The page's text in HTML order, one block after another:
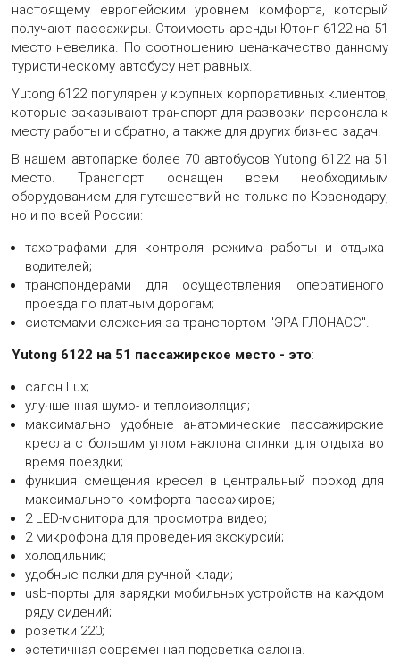
АВТОБУС YUTONG 6122 51 МЕСТО
Большая картинка автобуса Yutong 6122 51 место
АВТОБУС YUTONG 6122 51 МЕСТО
Большая картинка автобуса Yutong 6122 51 место
АВТОБУС YUTONG 6122 51 МЕСТО
Большая картинка автобуса Yutong 6122 51 место
АВТОБУС YUTONG 6122 51 МЕСТО
Большая картинка автобуса Yutong 6122 51 место
АВТОБУС YUTONG 6122 51 МЕСТО
Большая картинка автобуса Yutong 6122 51 место
АВТОБУС YUTONG 6122 51 МЕСТО
Большая картинка автобуса Yutong 6122 51 место
настоящему европейским уровнем комфорта, который
получают пассажиры. Стоимость аренды Ютонг 6122 на 51
место невелика. По соотношению цена-качество данному
туристическому автобусу нет равных.
Yutong 6122 популярен у крупных корпоративных клиентов,
которые заказывают транспорт для развозки персонала к
месту работы и обратно, а также для других бизнес задач.
В нашем автопарке более 70 автобусов Yutong 6122 на 51
место. Транспорт оснащен всем необходимым
оборудованием для путешествий не только по Краснодару,
но и по всей России:
тахографами для контроля режима работы и отдыха
водителей;
транспондерами для осуществления оперативного
проезда по платным дорогам;
системами слежения за транспортом "ЭРА-ГЛОНАСС".
Yutong 6122 на 51 пассажирское место - это:
салон Lux;
улучшенная шумо- и теплоизоляция;
максимально удобные анатомические пассажирские
кресла с большим углом наклона спинки для отдыха во
время поездки;
функция смещения кресел в центральный проход для
максимального комфорта пассажиров;
2 LED-монитора для просмотра видео;
2 микрофона для проведения экскурсий;
холодильник;
удобные полки для ручной клади;
usb-порты для зарядки мобильных устройств на каждом
ряду сидений;
розетки 220;
эстетичная современная подсветка салона.